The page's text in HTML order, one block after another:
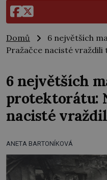
Domů
6 největších
Pražačce nacisté vraždili
6 největších
protektorátu:
nacisté
ANETA BARTONÍKOVÁ